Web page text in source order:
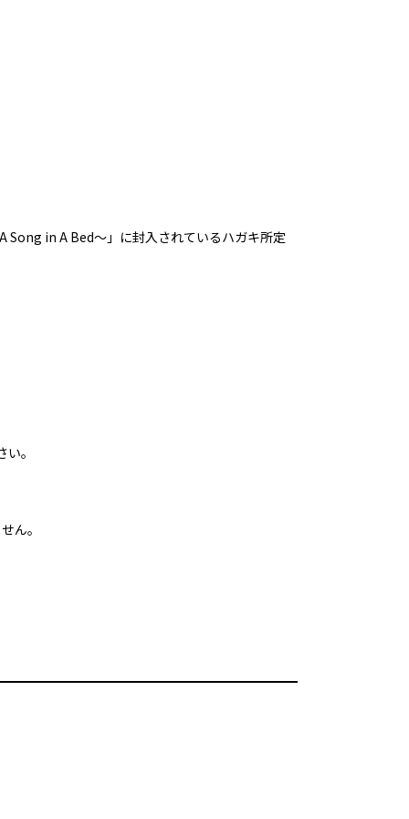
Song in A Bed～」に封入されているハガキ所定
。
ん。